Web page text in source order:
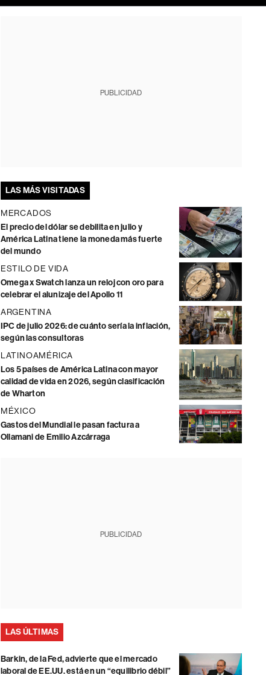
PUBLICIDAD
LAS MÁS VISITADAS
MERCADOS
El precio del dólar se debilita en julio y
América Latina tiene la moneda más fuerte
del mundo
ESTILO DE VIDA
Omega x Swatch lanza un reloj con oro para
celebrar el alunizaje del Apollo 11
ARGENTINA
IPC de julio 2026: de cuánto sería la inflación,
según las consultoras
LATINOAMÉRICA
Los 5 países de América Latina con mayor
calidad de vida en 2026, según clasificación
de Wharton
MÉXICO
Gastos del Mundial le pasan factura a
Ollamani de Emilio Azcárraga
PUBLICIDAD
LAS ÚLTIMAS
Barkin, de la Fed, advierte que el mercado
laboral de EE.UU. está en un “equilibrio débil”